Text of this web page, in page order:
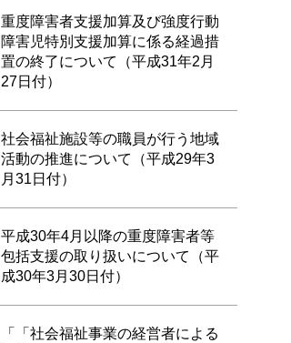
重度障害者支援加算及び強度行動
障害児特別支援加算に係る経過措
置の終了について（平成31年2月
27日付）
社会福祉施設等の職員が行う地域
活動の推進について（平成29年3
月31日付）
平成30年4月以降の重度障害者等
包括支援の取り扱いについて（平
成30年3月30日付）
「「社会福祉事業の経営者による